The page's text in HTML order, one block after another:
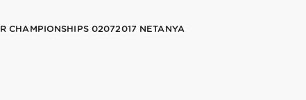
CHAMPIONSHIPS 02072017 NETANYA